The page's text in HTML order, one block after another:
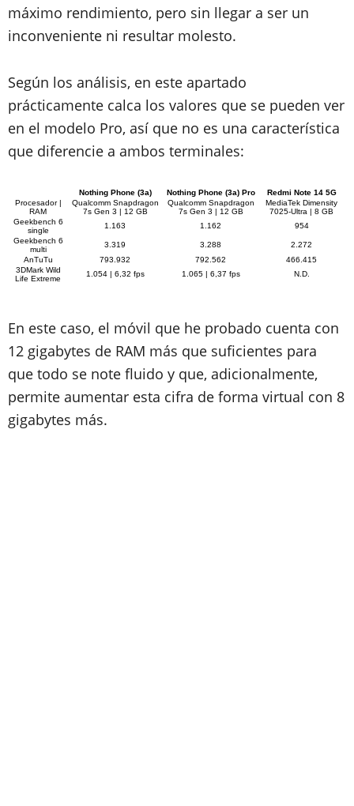
máximo rendimiento, pero sin llegar a ser un
inconveniente ni resultar molesto.
Según los análisis, en este apartado
prácticamente calca los valores que se pueden ver
en el modelo Pro, así que no es una característica
que diferencie a ambos terminales:
Nothing Phone (3a) Nothing Phone (3a) Pro
Redmi Note 14 5G
Procesador |
RAM
Qualcomm Snapdragon
7s Gen 3 | 12 GB
Qualcomm Snapdragon
7s Gen 3 | 12 GB
MediaTek Dimensity
7025-Ultra | 8 GB
Geekbench 6
single
1.163 1.162
954
Geekbench 6
multi
3.319 3.288
2.272
AnTuTu
793.932 792.562
466.415
3DMark Wild
Life Extreme
1.054 | 6,32 fps 1.065 | 6,37 fps N.D.
En este caso, el móvil que he probado cuenta con
12 gigabytes de RAM más que suficientes para
que todo se note fluido y que, adicionalmente,
permite aumentar esta cifra de forma virtual con 8
gigabytes más.